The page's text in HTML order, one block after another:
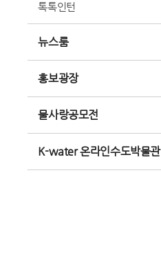
톡톡인턴
뉴스룸
홍보광장
물사랑공모전
K-water 온라인수도박물관